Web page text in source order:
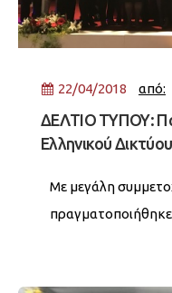
22/04/2018 από:
ΔΕΛΤΙΟ ΤΥΠΟΥ:
Ελληνικού
Με μεγάλη
πραγματοποιήθηκε